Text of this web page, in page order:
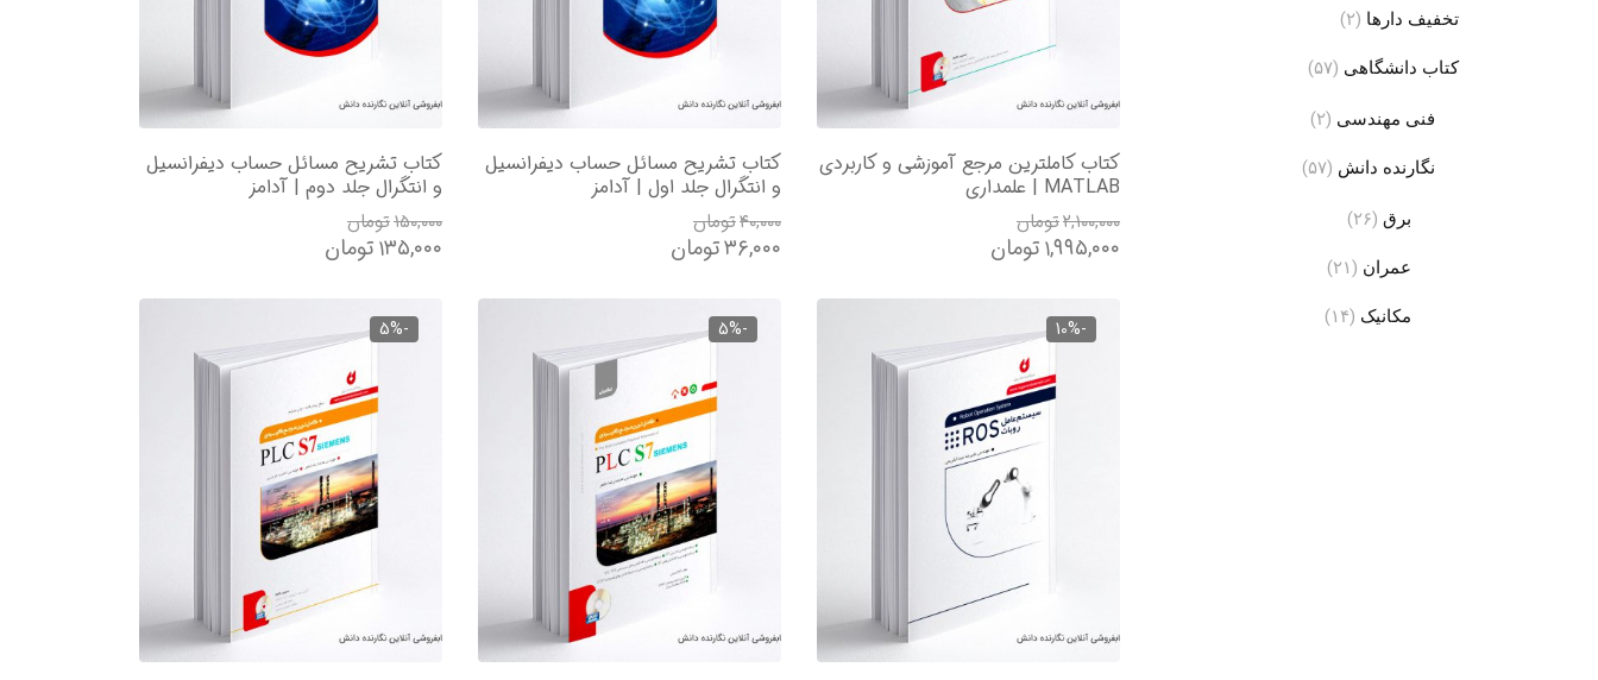
تخفیف دارها (۲)
کتاب دانشگاهی (۵۷)
فنی مهندسی (۲)
نگارنده دانش (۵۷)
برق (۲۶)
عمران (۲۱)
مکانیک (۱۴)
کتاب کاملترین مرجع آموزشی و کاربردی
MATLAB | علمداری
۲,۱۰۰,۰۰۰تومان
۱,۹۹۵,۰۰۰تومان
کتاب تشریح مسائل حساب دیفرانسیل
و انتگرال جلد اول | آدامز
۴۰,۰۰۰تومان
۳۶,۰۰۰تومان
کتاب تشریح مسائل حساب دیفرانسیل
و انتگرال جلد دوم | آدامز
۱۵۰,۰۰۰تومان
۱۳۵,۰۰۰تومان
-10%
-5%
-5%